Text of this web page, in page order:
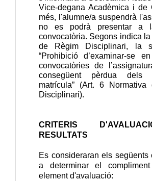
Vice-degana Acadèmica i de
més, l'alumne/a suspendrà
no es podrà presentar a
convocatòria. Segons indica la
de Règim Disciplinari, la
“Prohibició d’examinar-se
convocatòries de
consegüent pèrdua dels
matrícula” (Art. 6 Normativa
Disciplinari).
CRITERIS
RESULTATS
Es consideraran els següents
a determinar el
element d'avaluació: